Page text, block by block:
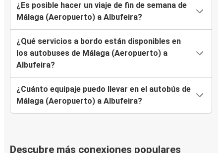
¿Es posible hacer un viaje de fin de semana de
Málaga (Aeropuerto) a Albufeira?
¿Qué servicios a bordo están disponibles en
los autobuses de Málaga (Aeropuerto) a
Albufeira?
¿Cuánto equipaje puedo llevar en el autobús de
Málaga (Aeropuerto) a Albufeira?
Descubre más conexiones populares